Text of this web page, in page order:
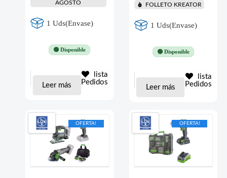
AGOSTO
1 Uds(Envase)
🟢 Disponible
Leer más
lista
Pedidos
FOLLETO KREATOR
1 Uds(Envase)
🟢 Disponible
Leer más
lista
Pedidos
OFERTA! OFERTA!